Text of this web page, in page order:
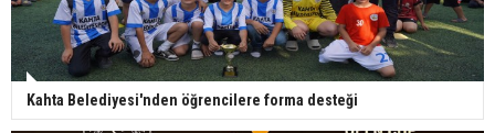
Kahta Belediyesi'nden öğrencilere forma desteği